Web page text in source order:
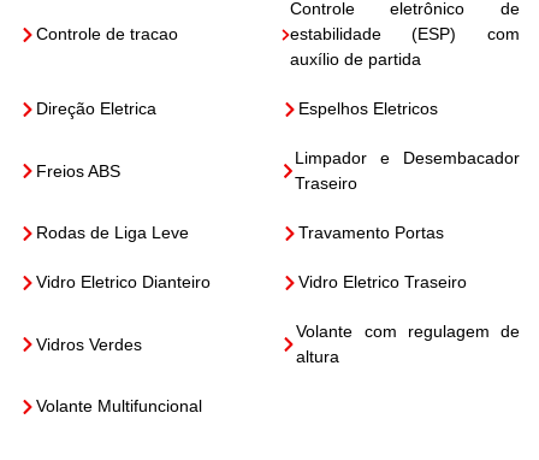
Controle de tracao
Controle eletrônico de
estabilidade (ESP) com
auxílio de partida
Direção Eletrica Espelhos Eletricos
Freios ABS
Limpador e Desembacador
Traseiro
Rodas de Liga Leve Travamento Portas
Vidro Eletrico Dianteiro Vidro Eletrico Traseiro
Vidros Verdes
Volante com regulagem de
altura
Volante Multifuncional